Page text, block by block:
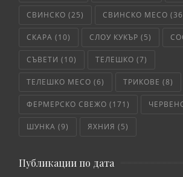
СВИНСКО (25) СВИНСКО МЕСО
СКАРА (10) СЛОУ КУКЪР (5)
СЪВЕТИ (10) ТЕЛЕШКО (7)
ТЕЛЕШКО МЕСО (6) ТРИКОВЕ (8)
ФЕРМЕРСКО СВЕЖО (171)
ШУНКА (9) ЯХНИЯ (5)
Публикации по дата